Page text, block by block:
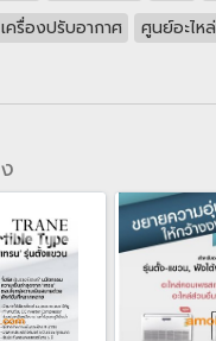
เครื่องปรับอากาศ ศูนย์อะไห